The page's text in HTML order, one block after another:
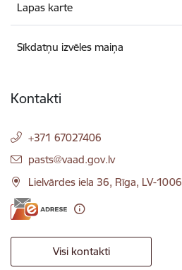
Lapas karte
Sīkdatņu izvēles maiņa
Kontakti
+371 67027406
E-pasts:
pasts@vaad.gov.lv
Lielvārdes iela 36, Rīga, LV-1006
Visi kontakti